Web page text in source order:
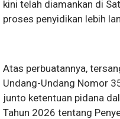
kini telah diamankan di
proses penyidikan lebih
Atas perbuatannya,
Undang-Undang Nomor
junto ketentuan pidana
Tahun 2026 tentang